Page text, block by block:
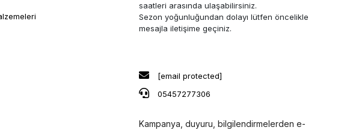
saatleri arasında ulaşabilirsiniz.
Sezon yoğunluğundan dolayı lütfen öncelikle
mesajla iletişime geçiniz.
[email protected]
05457277306
Kampanya, duyuru, bilgilendirmelerden e-